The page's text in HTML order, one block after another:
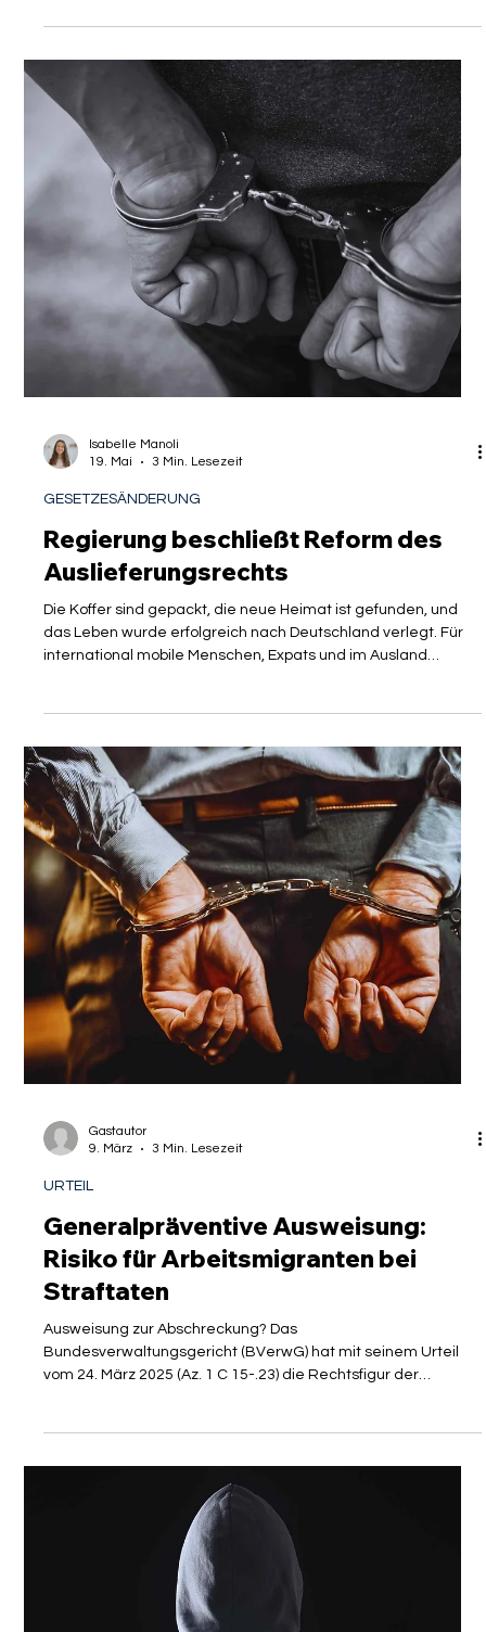
Schachspiel, bei dem jeder Zug wohlüberlegt sein muss. Für
hochqualifizierte Fachkräfte und Unternehmen, die Talente
über Grenzen hinweg bewegen, ist die Rechtssicherheit des
Aufenthaltsstatus das höchste Gut. Doch was passiert, wenn
die Verwaltung selbst die Spielregeln missachtet? Ein
aktueller Beschluss des Niedersächsischen
Oberverwaltungsgerichts (OVG) vom 1. April 2026 (Az. 13 ME
47/26) sorgt derzeit für Aufse
Isabelle Manoli
19. Mai
3 Min. Lesezeit
GESETZESÄNDERUNG
Die Koffer sind gepackt, die neue Heimat ist gefunden, und
das Leben wurde erfolgreich nach Deutschland verlegt. Für
international mobile Menschen, Expats und im Ausland
vernetzte Personen ist der globale Wohnortwechsel gelebte
Realität. Doch die rechtliche Sicherheit im Gastland hängt oft
an seidenen Fäden, die im Hintergrund der großen Politik
gesponnen werden. Ein plötzliches Ersuchen ausländischer
Behörden kann das gesamte Leben auf den Kopf stellen.
Genau in diesem hochs
9. März
3 Min. Lesezeit
URTEIL
Risiko für Arbeitsmigranten bei
Straftaten
Ausweisung zur Abschreckung? Das
Bundesverwaltungsgericht (BVerwG) hat mit seinem Urteil
vom 24. März 2025 (Az. 1 C 15-.23) die Rechtsfigur der
generalpräventiven Ausweisung nach § 53 AufenthG erneut
angewendet und dessen Grenzen präzisiert. Die Bedeutung
der generalpräventiven Ausweisung ist auch für